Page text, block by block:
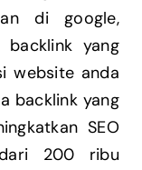
di google,
backlink yang
website anda
backlink yang
SEO
200 ribu